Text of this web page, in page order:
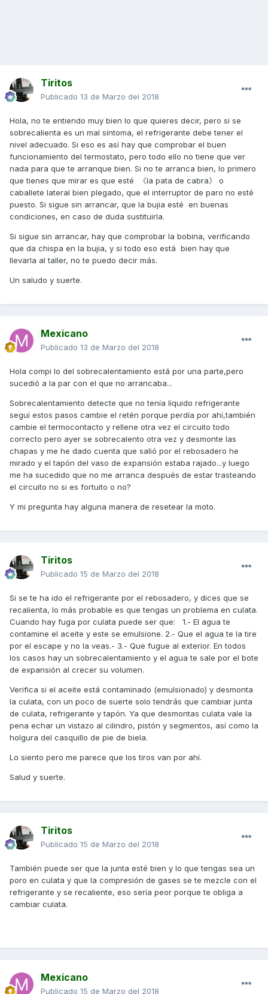
Tiritos
Publicado 13 de Marzo del 2018
Hola, no te entiendo muy bien lo que quieres decir, pero si se
sobrecalienta es un mal síntoma, el refrigerante debe tener el
nivel adecuado. Si eso es así hay que comprobar el buen
funcionamiento del termostato, pero todo ello no tiene que ver
nada para que te arranque bien. Si no te arranca bien, lo primero
que tienes que mirar es que esté 《la pata de cabra》 o
caballete lateral bien plegado, que el interruptor de paro no esté
puesto. Si sigue sin arrancar, que la bujia esté en buenas
condiciones, en caso de duda sustituirla.
Si sigue sin arrancar, hay que comprobar la bobina, verificando
que da chispa en la bujia, y si todo eso está bien hay que
llevarla al taller, no te puedo decir más.
Un saludo y suerte.
Mexicano
Publicado 13 de Marzo del 2018
Hola compi lo del sobrecalentamiento está por una parte,pero
sucedió a la par con el que no arrancaba...
Sobrecalentamiento detecte que no tenía líquido refrigerante
seguí estos pasos cambie el retén porque perdía por ahí,también
cambie el termocontacto y rellene otra vez el circuito todo
correcto pero ayer se sobrecalento otra vez y desmonte las
chapas y me he dado cuenta que salió por el rebosadero he
mirado y el tapón del vaso de expansión estaba rajado...y luego
me ha sucedido que no me arranca después de estar trasteando
el circuito no si es fortuito o no?
Y mi pregunta hay alguna manera de resetear la moto.
Tiritos
Publicado 15 de Marzo del 2018
Si se te ha ido el refrigerante por el rebosadero, y dices que se
recalienta, lo más probable es que tengas un problema en culata.
Cuando hay fuga por culata puede ser que: 1.- El agua te
contamine el aceite y este se emulsione. 2.- Que el agua te la tire
por el escape y no la veas.- 3.- Que fugue al exterior. En todos
los casos hay un sobrecalentamiento y el agua te sale por el bote
de expansión al crecer su volumen.
Verifica si el aceite está contaminado (emulsionado) y desmonta
la culata, con un poco de suerte solo tendrás que cambiar junta
de culata, refrigerante y tapón. Ya que desmontas culata vale la
pena echar un vistazo al cilindro, pistón y segmentos, así como la
holgura del casquillo de pie de biela.
Lo siento pero me parece que los tiros van por ahí.
Salud y suerte.
Tiritos
Publicado 15 de Marzo del 2018
También puede ser que la junta esté bien y lo que tengas sea un
poro en culata y que la compresión de gases se te mezcle con el
refrigerante y se recaliente, eso sería peor porque te obliga a
cambiar culata.
Mexicano
Publicado 15 de Marzo del 2018